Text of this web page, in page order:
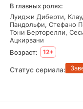
В главных ролях:
Луиджи Диберти,
Пандольфи, Стефано
Тони Берторелли,
Ацкирвани
Возраст:
12+
Статус сериала: